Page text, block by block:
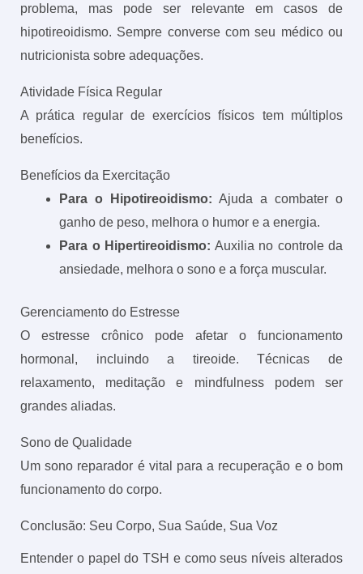
problema, mas pode ser relevante em casos de
hipotireoidismo. Sempre converse com seu médico ou
nutricionista sobre adequações.
Atividade Física Regular
A prática regular de exercícios físicos tem múltiplos
benefícios.
Benefícios da Exercitação
Para o Hipotireoidismo: Ajuda a combater o
ganho de peso, melhora o humor e a energia.
Para o Hipertireoidismo: Auxilia no controle da
ansiedade, melhora o sono e a força muscular.
Gerenciamento do Estresse
O estresse crônico pode afetar o funcionamento
hormonal, incluindo a tireoide. Técnicas de
relaxamento, meditação e mindfulness podem ser
grandes aliadas.
Sono de Qualidade
Um sono reparador é vital para a recuperação e o bom
funcionamento do corpo.
Conclusão: Seu Corpo, Sua Saúde, Sua Voz
Entender o papel do TSH e como seus níveis alterados